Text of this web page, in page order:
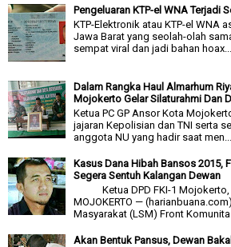
Pengeluaran KTP-el WNA Terjadi
KTP-Elektronik atau KTP-el WNA
Jawa Barat yang seolah-olah
sempat viral dan jadi bahan hoax....
Dalam Rangka Haul Almarhum
Mojokerto Gelar Silaturahmi Dan
Ketua PC GP Ansor Kota
jajaran Kepolisian dan TNI serta
anggota NU yang hadir saat men...
Kasus Dana Hibah Bansos 2015,
Segera Sentuh Kalangan Dewan
Ketua DPD FKI-1 Mojokerto,
MOJOKERTO —
Masyarakat (LSM) Front
Akan Bentuk Pansus, Dewan